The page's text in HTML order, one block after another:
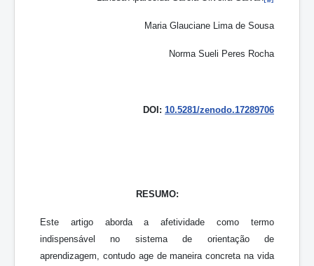
Maria Glauciane Lima de Sousa
Norma Sueli Peres Rocha
DOI: 10.5281/zenodo.17289706
RESUMO:
Este artigo aborda a afetividade como termo
indispensável no sistema de orientação de
aprendizagem, contudo age de maneira concreta na vida